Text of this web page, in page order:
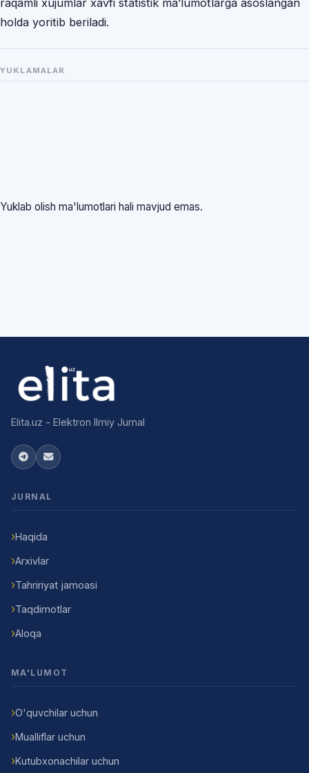
raqamli xujumlar xavfi statistik ma’lumotlarga asoslangan
holda yoritib beriladi.
YUKLAMALAR
Yuklab olish ma'lumotlari hali mavjud emas.
Elita.uz - Elektron Ilmiy Jurnal
JURNAL
Haqida
Arxivlar
Tahririyat jamoasi
Taqdimotlar
Aloqa
MA'LUMOT
O'quvchilar uchun
Mualliflar uchun
Kutubxonachilar uchun